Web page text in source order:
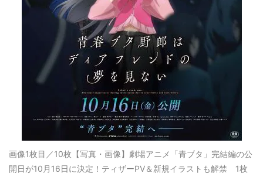
画像1枚目／10枚 【写真・画像】劇場アニメ「青ブタ」完結編の公
開日が10月16日に決定！ティザーPV＆新規イラストも解禁 1枚